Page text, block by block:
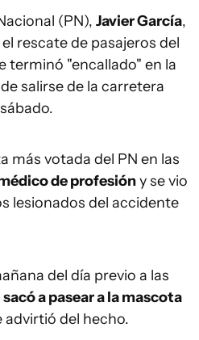
(PN), Javier García,
rescate de pasajeros del
terminó "encallado" en la
salirse de la carretera
más votada del PN en las
de profesióny se vio
lesionados del accidente
del día previo a las
sacó a pasear a la mascota
advirtió del hecho.